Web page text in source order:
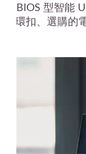
的 BIOS 型智能
鎖環扣、選購的